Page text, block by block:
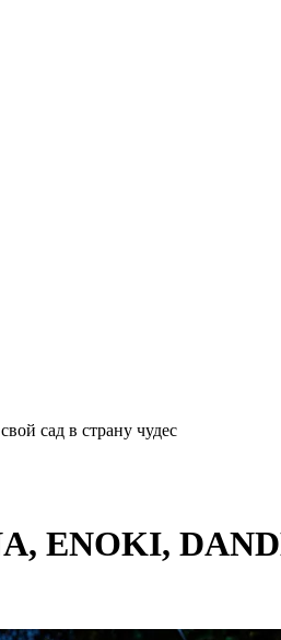
сад в страну чудес
ENOKI,